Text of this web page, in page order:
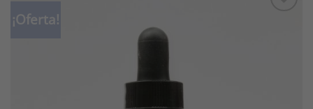
¡Oferta!